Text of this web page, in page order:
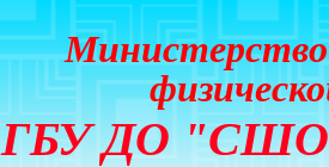
Министерство
ГБУ ДО "СШОР